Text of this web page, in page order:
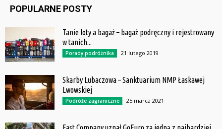
POPULARNE POSTY
Tanie loty a bagaż – bagaż podręczny i rejestrowany
w tanich...
Porady podróżnika 21 lutego 2019
Skarby Lubaczowa – Sanktuarium NMP Łaskawej
Lwowskiej
Podróże zagraniczne 25 marca 2021